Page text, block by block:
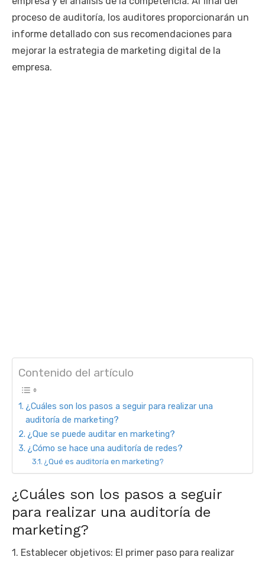
proceso de auditoría, los auditores proporcionarán un
informe detallado con sus recomendaciones para
mejorar la estrategia de marketing digital de la
empresa.
Contenido del artículo
¿Cuáles son los pasos a seguir para realizar una
auditoría de marketing?
¿Que se puede auditar en marketing?
¿Cómo se hace una auditoría de redes?
¿Qué es auditoría en marketing?
¿Cuáles son los pasos a seguir
para realizar una auditoría de
marketing?
1. Establecer objetivos: El primer paso para realizar